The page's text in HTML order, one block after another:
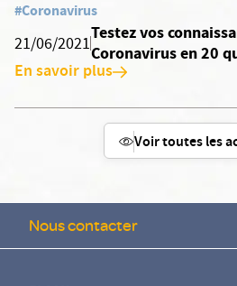
#Coronavirus
21/06/2021
Testez vos
Coronavirus en 20
En savoir plus
Voir toutes les
Nous contacter